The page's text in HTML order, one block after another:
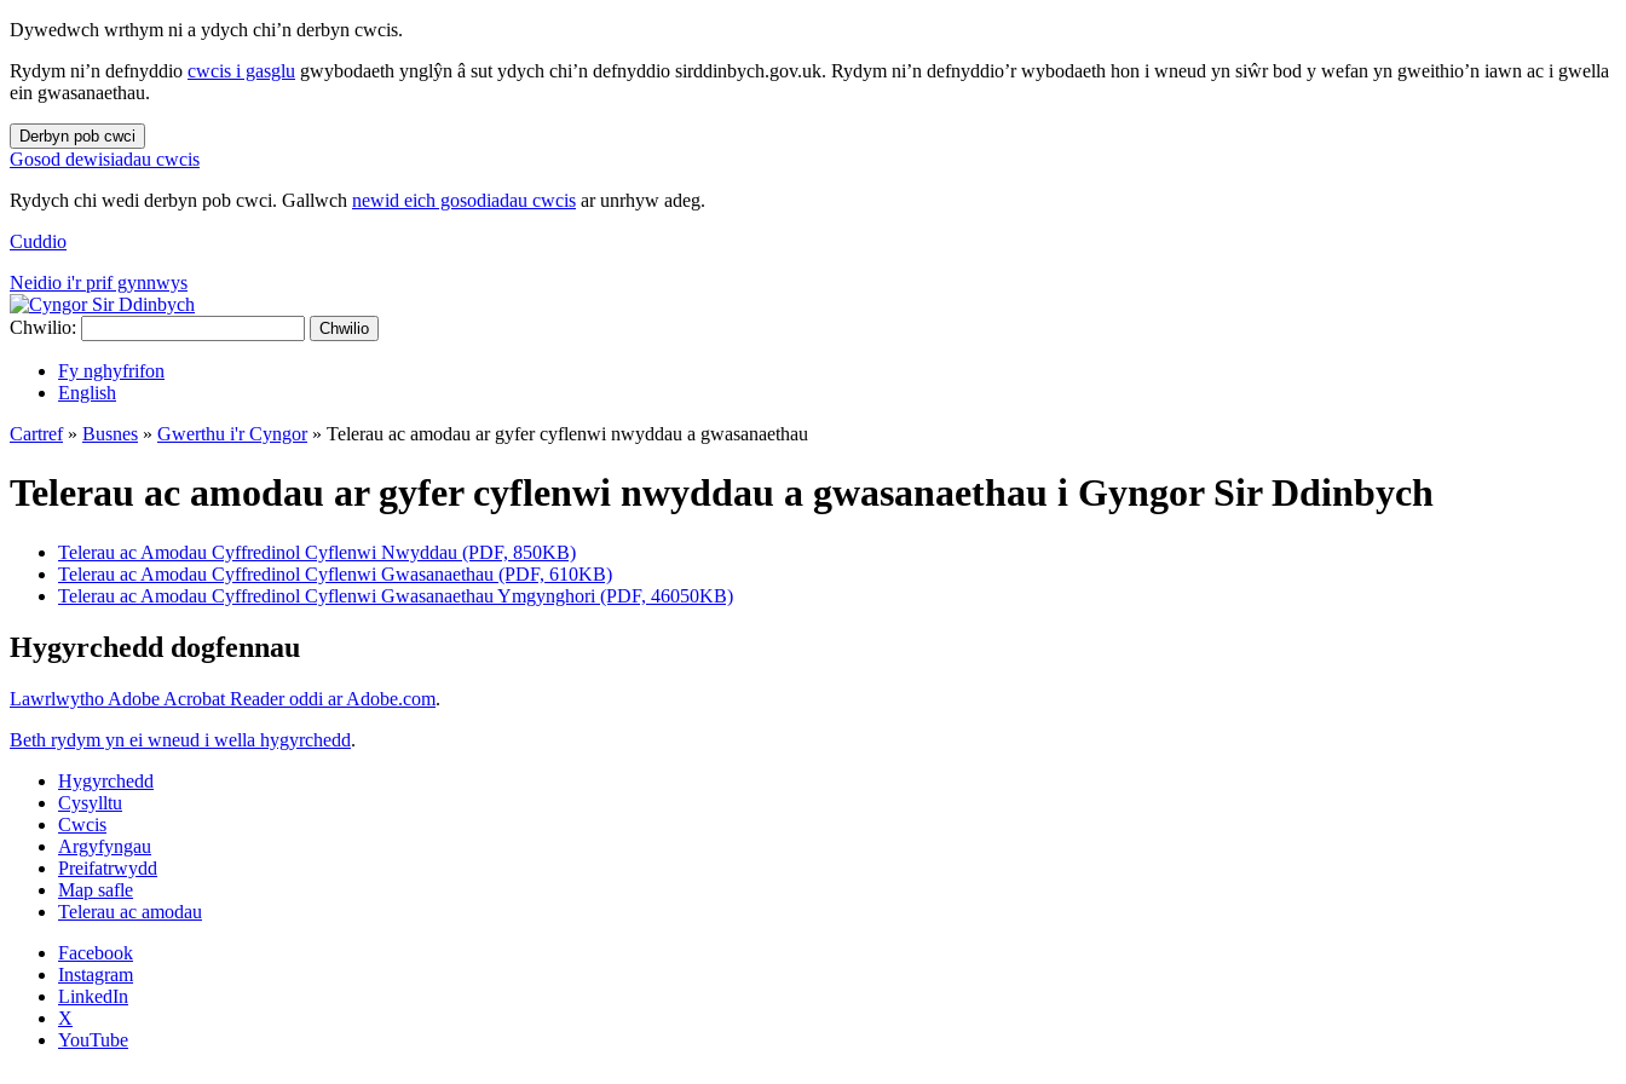
Dywedwch wrthym ni a ydych chi’n derbyn cwcis.
Rydym ni’n defnyddio cwcis i gasglu gwybodaeth ynglŷn â sut ydych chi’n defnyddio sirddinbych.gov.uk. Rydym ni’n defnyddio’r wybodaeth hon i wneud yn siŵr bod y wefan yn gweithio’n iawn ac i gwella
ein gwasanaethau.
Derbyn pob cwci
Gosod dewisiadau cwcis
Rydych chi wedi derbyn pob cwci. Gallwch newid eich gosodiadau cwcis ar unrhyw adeg.
Cuddio
Neidio i'r prif gynnwys
Chwilio: Chwilio
Fy nghyfrifon
English
Cartref» Busnes » Gwerthu i'r Cyngor» Telerau ac amodau ar gyfer cyflenwi nwyddau a gwasanaethau
Telerau ac amodau ar gyfer cyflenwi nwyddau a gwasanaethau i Gyngor Sir Ddinbych
Telerau ac Amodau Cyffredinol Cyflenwi Nwyddau (PDF, 850KB)
Telerau ac Amodau Cyffredinol Cyflenwi Gwasanaethau (PDF, 610KB)
Telerau ac Amodau Cyffredinol Cyflenwi Gwasanaethau Ymgynghori (PDF, 46050KB)
Hygyrchedd dogfennau
Lawrlwytho Adobe Acrobat Reader oddi ar Adobe.com.
Beth rydym yn ei wneud i wella hygyrchedd.
Hygyrchedd
Cysylltu
Cwcis
Argyfyngau
Preifatrwydd
Map safle
Telerau ac amodau
Facebook
Instagram
LinkedIn
X
YouTube